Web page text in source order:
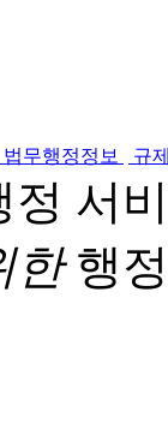
법무행정정보 규
정 서
한행